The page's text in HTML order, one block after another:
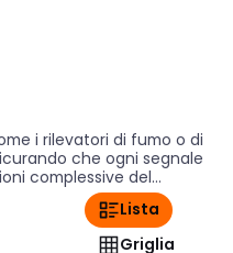
i rilevatori di fumo o di
che ogni segnale
complessive del
Lista
Griglia